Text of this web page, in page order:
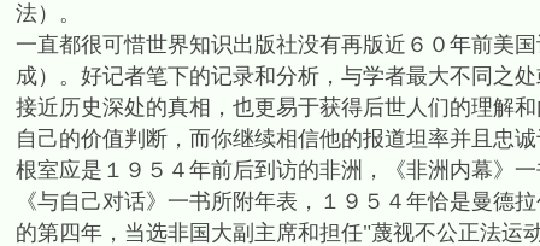
法）。
一直都很可惜世界知识出版社没有再版近６０年前美
成）。好记者笔下的记录和分析，与学者最大不同之
接近历史深处的真相，也更易于获得后世人们的理解
自己的价值判断，而你继续相信他的报道坦率并且忠
根室应是１９５４年前后到访的非洲，《非洲内幕》
《与自己对话》一书所附年表，１９５４年恰是曼德
的第四年，当选非国大副主席和担任"蔑视不公正法